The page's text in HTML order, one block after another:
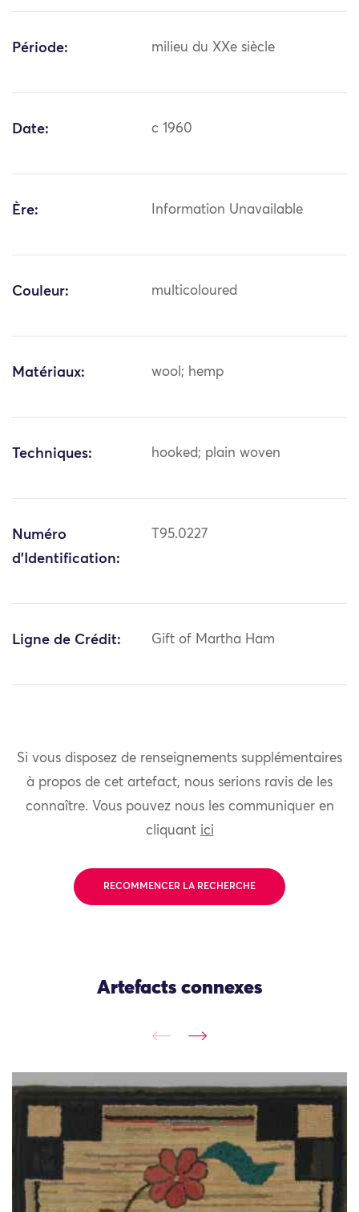
Période: milieu du XXe siècle
Date: c 1960
Ère: Information Unavailable
Couleur: multicoloured
Matériaux: wool; hemp
Techniques: hooked; plain woven
Numéro
d'Identification:
T95.0227
Ligne de Crédit: Gift of Martha Ham
Si vous disposez de renseignements supplémentaires
à propos de cet artefact, nous serions ravis de les
connaître. Vous pouvez nous les communiquer en
cliquant ici
RECOMMENCER LA RECHERCHE
Artefacts connexes